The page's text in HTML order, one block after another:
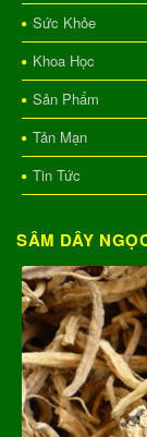
Sức Khỏe
Khoa Học
Sản Phẩm
Tản Mạn
Tin Tức
SÂM DÂY